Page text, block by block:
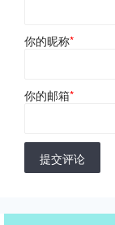
你的昵称*
你的邮箱*
提交评论